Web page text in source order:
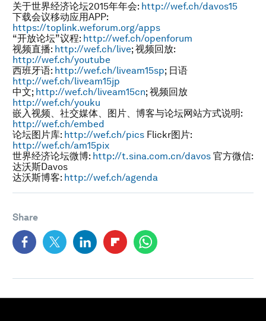
关于世界经济论坛2015年年会: http://wef.ch/davos15
下载会议移动应用APP:
https://toplink.weforum.org/apps
“开放论坛”议程: http://wef.ch/openforum
视频直播: http://wef.ch/live; 视频回放:
http://wef.ch/youtube
西班牙语: http://wef.ch/liveam15sp; 日语
http://wef.ch/liveam15jp
中文; http://wef.ch/liveam15cn; 视频回放
http://wef.ch/youku
嵌入视频、社交媒体、图片、博客与论坛网站方式说明:
http://wef.ch/embed
论坛图片库: http://wef.ch/pics Flickr图片:
http://wef.ch/am15pix
世界经济论坛微博: http://t.sina.com.cn/davos 官方微信:
达沃斯Davos
达沃斯博客: http://wef.ch/agenda
Share